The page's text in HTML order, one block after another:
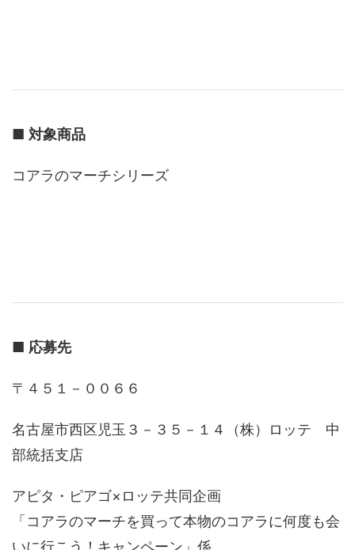
■ 対象商品
コアラのマーチシリーズ
■ 応募先
〒４５１－００６６
名古屋市西区児玉３－３５－１４（株）ロッテ 中
部統括支店
アピタ・ピアゴ×ロッテ共同企画
「コアラのマーチを買って本物のコアラに何度も会
いに行こう！キャンペーン」係